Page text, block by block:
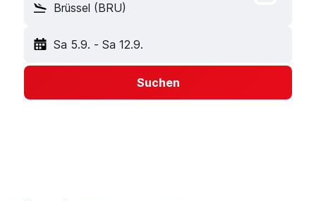
Brüssel (BRU)
Sa 5.9. - Sa 12.9.
Suchen